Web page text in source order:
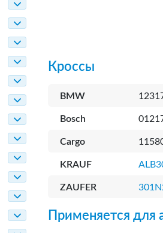
Кроссы
BMW
Bosch
Cargo
KRAUF
ZAUFER
Применяется для